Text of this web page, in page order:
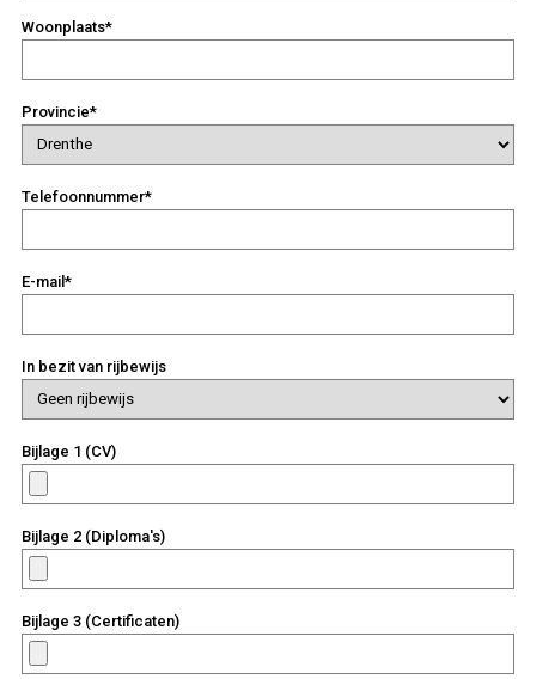
Woonplaats*
Provincie*
Telefoonnummer*
E-mail*
In bezit van rijbewijs
Bijlage 1 (CV)
Bijlage 2 (Diploma's)
Bijlage 3 (Certificaten)